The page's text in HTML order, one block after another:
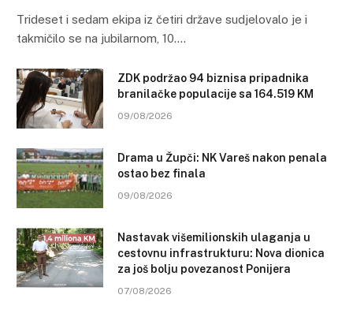
Trideset i sedam ekipa iz četiri države sudjelovalo je i
takmičilo se na jubilarnom, 10.…
ZDK podržao 94 biznisa pripadnika
branilačke populacije sa 164.519 KM
09/08/2026
Drama u Župči: NK Vareš nakon penala
ostao bez finala
09/08/2026
Nastavak višemilionskih ulaganja u
cestovnu infrastrukturu: Nova dionica
za još bolju povezanost Ponijera
07/08/2026